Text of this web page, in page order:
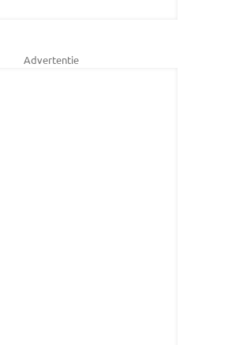
Advertentie